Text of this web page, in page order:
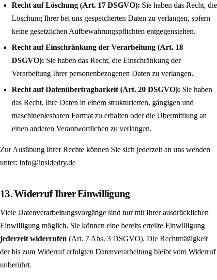
Recht auf Löschung (Art. 17 DSGVO): Sie haben das Recht, die
Löschung Ihrer bei uns gespeicherten Daten zu verlangen, sofern
keine gesetzlichen Aufbewahrungs­pflichten entgegenstehen.
Recht auf Einschränkung der Verarbeitung (Art. 18
DSGVO): Sie haben das Recht, die Einschränkung der
Verarbeitung Ihrer personenbezogenen Daten zu verlangen.
Recht auf Datenübertragbarkeit (Art. 20 DSGVO): Sie haben
das Recht, Ihre Daten in einem strukturierten, gängigen und
maschinen­lesbaren Format zu erhalten oder die Übermittlung an
einen anderen Verantwortlichen zu verlangen.
Zur Ausübung Ihrer Rechte können Sie sich jederzeit an uns wenden
unter: info@insidedry.de
13. Widerruf Ihrer Einwilligung
Viele Datenverarbeitungs­vorgänge sind nur mit Ihrer ausdrücklichen
Einwilligung möglich. Sie können eine bereits erteilte Einwilligung
jederzeit widerrufen (Art. 7 Abs. 3 DSGVO). Die Rechtmäßigkeit
der bis zum Widerruf erfolgten Datenverarbeitung bleibt vom Widerruf
unberührt.